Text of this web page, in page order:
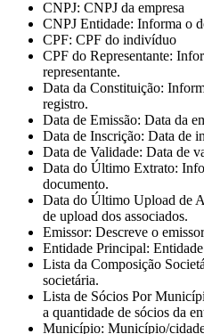
CNPJ: CNPJ da empresa
CNPJ Entidade: Informa o
CPF: CPF do indivíduo
CPF do Representante:
representante.
Data da Constituição:
registro.
Data de Emissão: Data da
Data de Inscrição: Data de
Data de Validade: Data de
Data do Último Extrato:
documento.
Data do Último Upload de
de upload dos associados.
Emissor: Descreve o
Entidade Principal:
Lista da Composição
societária.
Lista de Sócios Por
a quantidade de sócios da
Município: Município/